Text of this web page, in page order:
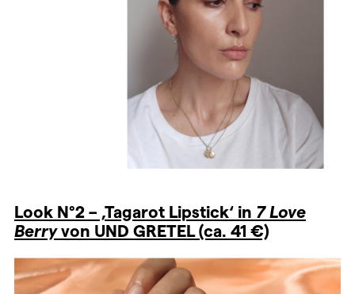
Look N°2 – ‚Tagarot Lipstick‘ in 7 Love
Berryvon UND GRETEL (ca. 41 €)